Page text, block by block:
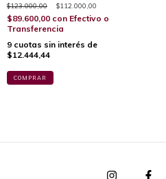
$123.000,00 $112.000,00
$89.600,00 con Efectivo o
Transferencia
9 cuotas sin interés de
$12.444,44
COMPRAR